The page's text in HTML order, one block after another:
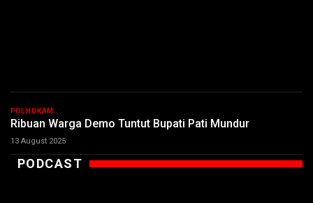
POLHUKAM
Ribuan Warga Demo Tuntut Bupati Pati Mundur
13 August 2025
PODCAST